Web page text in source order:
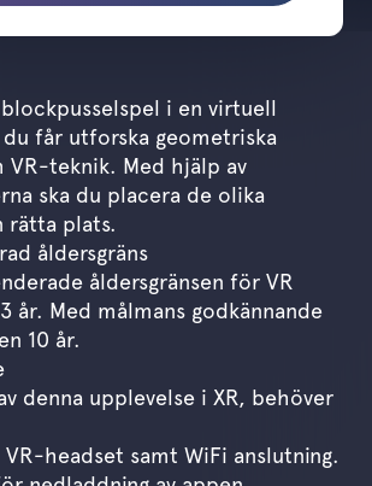
i en virtuell
får utforska geometriska
VR-teknik. Med hjälp av
ska du placera de olika
rätta plats.
åldersgräns
åldersgränsen för VR
år. Med målmans godkännande
10 år.
denna upplevelse i XR, behöver
headset samt WiFi anslutning.